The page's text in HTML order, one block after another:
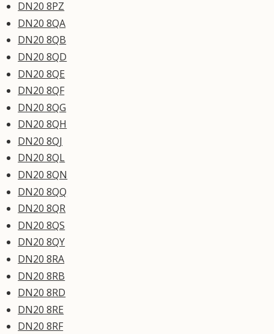
DN20 8PZ
DN20 8QA
DN20 8QB
DN20 8QD
DN20 8QE
DN20 8QF
DN20 8QG
DN20 8QH
DN20 8QJ
DN20 8QL
DN20 8QN
DN20 8QQ
DN20 8QR
DN20 8QS
DN20 8QY
DN20 8RA
DN20 8RB
DN20 8RD
DN20 8RE
DN20 8RF